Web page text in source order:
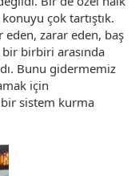
çok tartıştık.
eden, zarar eden, baş
bir birbiri arasında
Bunu gidermemiz
için
bir sistem kurma